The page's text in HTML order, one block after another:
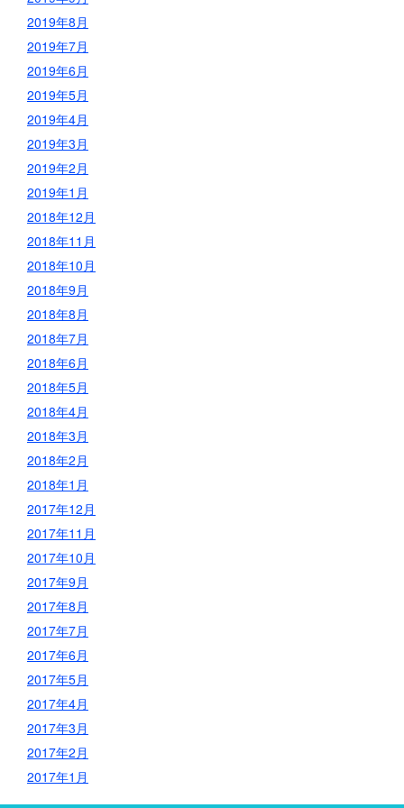
2019年8月
2019年7月
2019年6月
2019年5月
2019年4月
2019年3月
2019年2月
2019年1月
2018年12月
2018年11月
2018年10月
2018年9月
2018年8月
2018年7月
2018年6月
2018年5月
2018年4月
2018年3月
2018年2月
2018年1月
2017年12月
2017年11月
2017年10月
2017年9月
2017年8月
2017年7月
2017年6月
2017年5月
2017年4月
2017年3月
2017年2月
2017年1月